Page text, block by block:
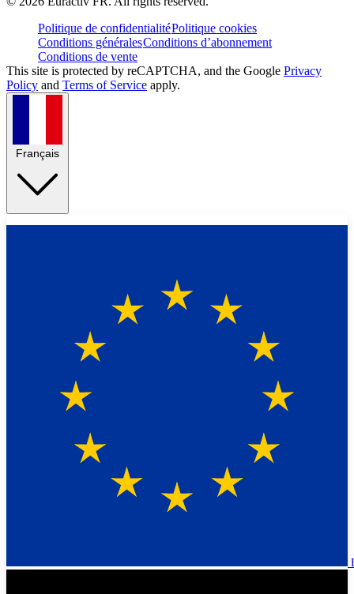
Politique de confidentialitéPolitique cookies
Conditions généralesConditions d’abonnement
Conditions de vente
This site is protected by reCAPTCHA, and the Google Privacy
Policy and Terms of Service apply.
Français